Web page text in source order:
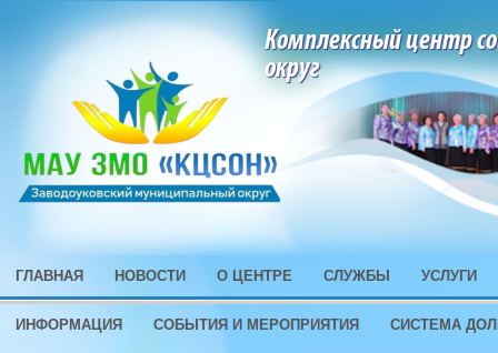
Комплексный центр
округ
ГЛАВНАЯ НОВОСТИ О ЦЕНТРЕ СЛУЖБЫ УСЛУГИ
ИНФОРМАЦИЯ СОБЫТИЯ И МЕРОПРИЯТИЯ СИСТЕМА